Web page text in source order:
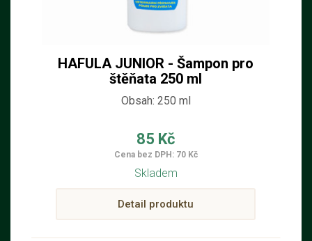
HAFULA JUNIOR - Šampon pro
štěňata 250 ml
Obsah: 250 ml
85 Kč
Cena bez DPH: 70 Kč
Skladem
Detail produktu